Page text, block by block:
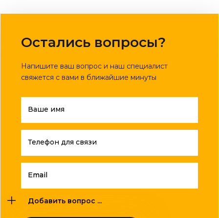
Остались вопросы?
Напишите ваш вопрос и наш специалист
свяжется с вами в ближайшие минуты
Ваше имя
Телефон для связи
Email
Добавить вопрос ...